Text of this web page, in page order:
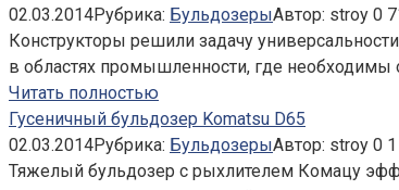
02.03.2014Рубрика: БульдозерыАвтор: stroy 0
Конструкторы решили задачу
в областях промышленности, где
Читать полностью
Гусеничный бульдозер Komatsu D65
02.03.2014Рубрика: БульдозерыАвтор: stroy 0
Тяжелый бульдозер с рыхлителем Комацу